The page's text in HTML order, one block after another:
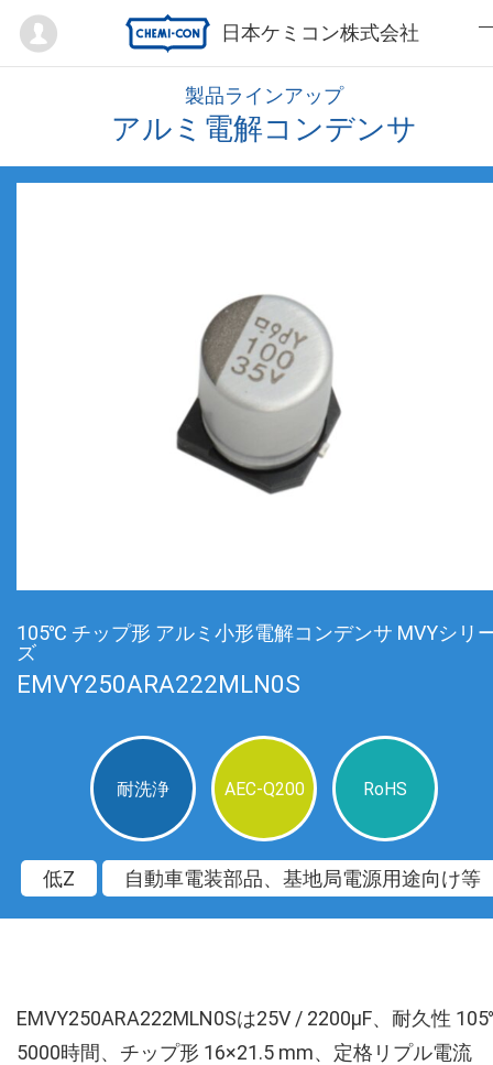
日本ケミコン株式会社
Mypage
製品ラインアップ
アルミ電解コンデンサ
105℃ チップ形 アルミ小形電解コンデンサ MVYシリ
ズ
EMVY250ARA222MLN0S
耐洗浄 AEC-Q200 RoHS
低Z 自動車電装部品、基地局電源用途向け等
EMVY250ARA222MLN0Sは25V / 2200µF、耐久性
5000時間、チップ形 16×21.5 mm、定格リプル電流